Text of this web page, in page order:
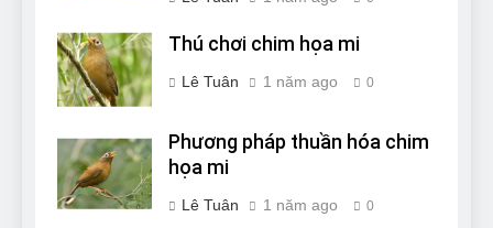
Thú chơi chim họa mi
Lê Tuân 1 năm ago 0
Phương pháp thuần hóa chim
họa mi
Lê Tuân 1 năm ago 0